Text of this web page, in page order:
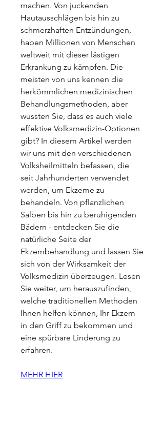
machen. Von juckenden
Hautausschlägen bis hin zu
schmerzhaften Entzündungen,
haben Millionen von Menschen
weltweit mit dieser lästigen
Erkrankung zu kämpfen. Die
meisten von uns kennen die
herkömmlichen medizinischen
Behandlungsmethoden, aber
wussten Sie, dass es auch viele
effektive Volksmedizin-Optionen
gibt? In diesem Artikel werden
wir uns mit den verschiedenen
Volksheilmitteln befassen, die
seit Jahrhunderten verwendet
werden, um Ekzeme zu
behandeln. Von pflanzlichen
Salben bis hin zu beruhigenden
Bädern - entdecken Sie die
natürliche Seite der
Ekzembehandlung und lassen Sie
sich von der Wirksamkeit der
Volksmedizin überzeugen. Lesen
Sie weiter, um herauszufinden,
welche traditionellen Methoden
Ihnen helfen können, Ihr Ekzem
in den Griff zu bekommen und
eine spürbare Linderung zu
erfahren.
MEHR HIER